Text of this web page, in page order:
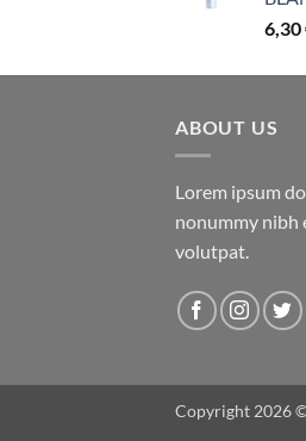
6,30
ABOUT US
Lorem ipsum
nonummy nibh
volutpat.
Copyright 2026